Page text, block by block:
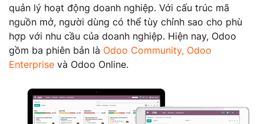
quản lý hoạt động doanh nghiệp. Với cấu trúc mã
nguồn mở, người dùng có thể tùy chỉnh sao cho phù
hợp với nhu cầu của doanh nghiệp. Hiện nay, Odoo
gồm ba phiên bản là Odoo Community, Odoo
Enterprise và Odoo Online.